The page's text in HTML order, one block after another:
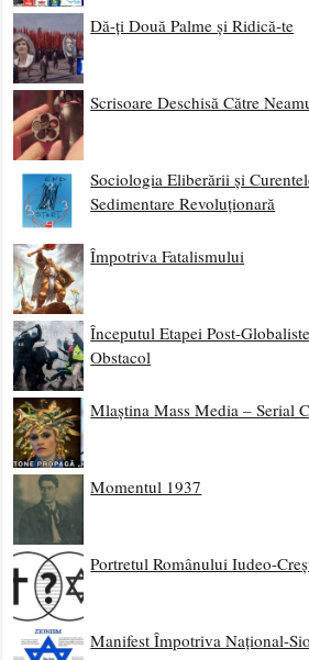
Dă-ți Două Palme și Ridică-te
Scrisoare Deschisă Către
Sociologia Eliberării și
Sedimentare Revoluționară
Împotriva Fatalismului
Începutul Etapei Post-
Obstacol
Mlaștina Mass Media – Serial
Momentul 1937
Portretul Românului Iudeo-
Manifest Împotriva Național-